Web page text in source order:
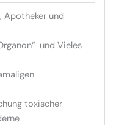
Apotheker und
und Vieles
toxischer